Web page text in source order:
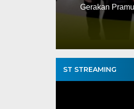
Gerakan
ST STREAMING